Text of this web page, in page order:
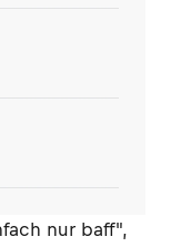
nur baff",